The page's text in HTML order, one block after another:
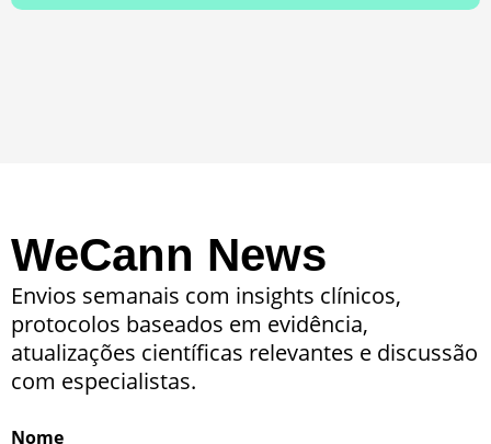
WeCann News
Envios semanais com insights clínicos,
protocolos baseados em evidência,
atualizações científicas relevantes e discussão
com especialistas.
Nome